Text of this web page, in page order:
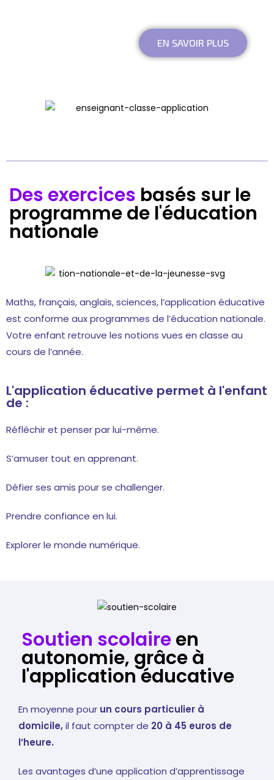
EN SAVOIR PLUS
Des exercices basés sur le
programme de l'éducation
nationale
Maths, français, anglais, sciences, l’application éducative
est conforme aux programmes de l’éducation nationale.
Votre enfant retrouve les notions vues en classe au
cours de l’année.
L'application éducative permet à l'enfant
de :
Réfléchir et penser par lui-même.
S’amuser tout en apprenant.
Défier ses amis pour se challenger.
Prendre confiance en lui.
Explorer le monde numérique.
Soutien scolaireen
autonomie, grâce à
l'application éducative
En moyenne pour un cours particulier à
domicile,il faut compter de 20 à 45 euros de
l’heure.
Les avantages d’une application d’apprentissage